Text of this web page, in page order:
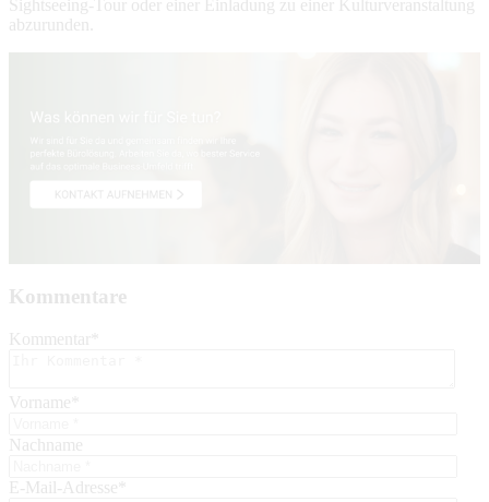
Sightseeing-Tour oder einer Einladung zu einer Kulturveranstaltung
abzurunden.
Kommentare
Kommentar
Vorname
Nachname
E-Mail-Adresse